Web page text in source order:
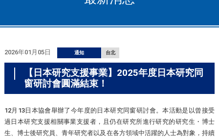
2026年01月05日 通知 台北
【日本研究支援事業】2025年度日本研究同
窗研討會圓滿結束！
12月13日本協會舉辦了今年度的日本研究同窗研討會。本活動是以曾接受
過日本研究支援相關事業支援者，且仍在研究所進行研究的研究生・博士
生、博士後研究員、青年研究者以及在各方領域中活躍的人士為對象，持續